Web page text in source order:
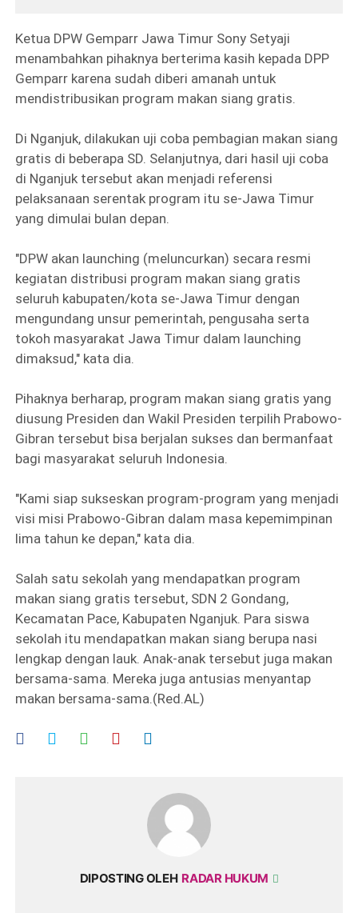
Ketua DPW Gemparr Jawa Timur Sony Setyaji
menambahkan pihaknya berterima kasih kepada DPP
Gemparr karena sudah diberi amanah untuk
mendistribusikan program makan siang gratis.
Di Nganjuk, dilakukan uji coba pembagian makan siang
gratis di beberapa SD. Selanjutnya, dari hasil uji coba
di Nganjuk tersebut akan menjadi referensi
pelaksanaan serentak program itu se-Jawa Timur
yang dimulai bulan depan.
"DPW akan launching (meluncurkan) secara resmi
kegiatan distribusi program makan siang gratis
seluruh kabupaten/kota se-Jawa Timur dengan
mengundang unsur pemerintah, pengusaha serta
tokoh masyarakat Jawa Timur dalam launching
dimaksud," kata dia.
Pihaknya berharap, program makan siang gratis yang
diusung Presiden dan Wakil Presiden terpilih Prabowo-
Gibran tersebut bisa berjalan sukses dan bermanfaat
bagi masyarakat seluruh Indonesia.
"Kami siap sukseskan program-program yang menjadi
visi misi Prabowo-Gibran dalam masa kepemimpinan
lima tahun ke depan," kata dia.
Salah satu sekolah yang mendapatkan program
makan siang gratis tersebut, SDN 2 Gondang,
Kecamatan Pace, Kabupaten Nganjuk. Para siswa
sekolah itu mendapatkan makan siang berupa nasi
lengkap dengan lauk. Anak-anak tersebut juga makan
bersama-sama. Mereka juga antusias menyantap
makan bersama-sama.(Red.AL)
DIPOSTING OLEH RADAR HUKUM